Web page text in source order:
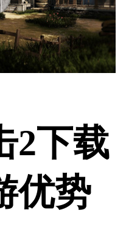
2下载
优势